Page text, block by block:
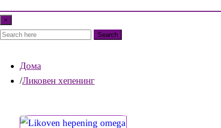
×
Search
Дома
Ликовен хепенинг